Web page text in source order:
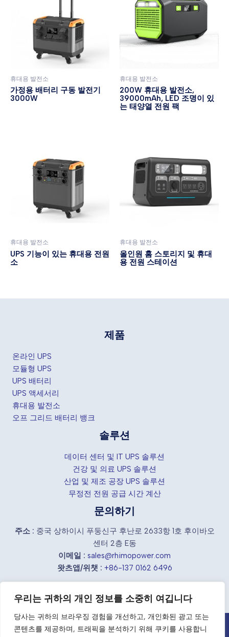
우리는 귀하의 개인 정보를 소중히 여깁니다
당사는 귀하의 브라우징 경험을 개선하고, 개인화된 광고 또는
콘텐츠를 제공하며, 트래픽을 분석하기 위해 쿠키를 사용합니
휴대용 발전소
가정용 배터리 구동 발전기
3000W
휴대용 발전소
200W 휴대용 발전소,
39000mAh, LED 조명이 있
는 태양열 전원 팩
휴대용 발전소
UPS 기능이 있는 휴대용 전원
소
휴대용 발전소
올인원 홈 스토리지 및 휴대
용 전원 스테이션
제품
온라인 UPS
모듈형 UPS
UPS 배터리
UPS 액세서리
휴대용 발전소
오프 그리드 배터리 뱅크
솔루션
데이터 센터 및 IT UPS 솔루션
건강 및 의료 UPS 솔루션
산업 및 제조 공장 UPS 솔루션
무정전 전원 공급 시간 계산
문의하기
주소 : 중국 상하이시 푸둥신구 후난로 2633항 1호 후이바오
센터 2층 E동
이메일 : sales@rhimopower.com
왓츠앱/위챗 : +86-137 0162 6496
중국 산업용 UPS 공급업체 및 제조업체